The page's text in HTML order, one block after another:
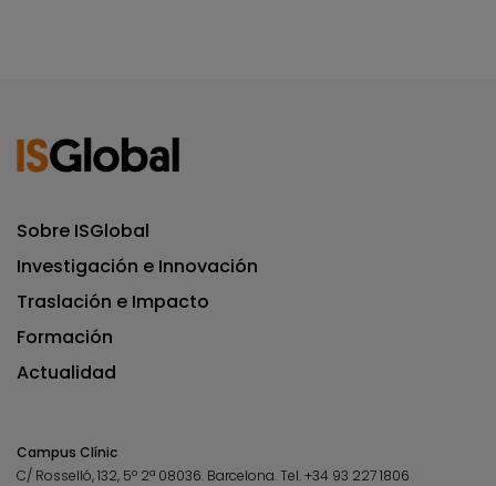
Sobre ISGlobal
Investigación e Innovación
Traslación e Impacto
Formación
Actualidad
Campus Clínic
C/ Rosselló, 132, 5º 2ª 08036. Barcelona.Tel.+34 93 227 1806